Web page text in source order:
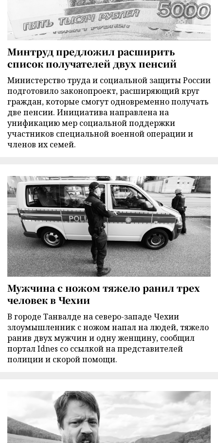
Минтруд предложил расширить
список получателей двух пенсий
Министерство труда и социальной защиты России
подготовило законопроект, расширяющий круг
граждан, которые смогут одновременно получать
две пенсии. Инициатива направлена на
унификацию мер социальной поддержки
участников специальной военной операции и
членов их семей.
Мужчина с ножом тяжело ранил трех
человек в Чехии
В городе Танвалде на северо-западе Чехии
злоумышленник с ножом напал на людей, тяжело
ранив двух мужчин и одну женщину, сообщил
портал Idnes со ссылкой на представителей
полиции и скорой помощи.